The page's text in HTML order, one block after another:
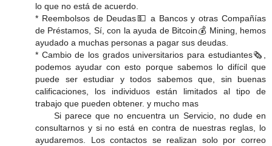
lo que no está de acuerdo.
* Reembolsos de Deudas💵 a Bancos y otras Compañías
de Préstamos, Sí, con la ayuda de Bitcoin💰 Mining, hemos
ayudado a muchas personas a pagar sus deudas.
* Cambio de los grados universitarios para estudiantes🗞,
podemos ayudar con esto porque sabemos lo difícil que
puede ser estudiar y todos sabemos que, sin buenas
calificaciones, los individuos están limitados al tipo de
trabajo que pueden obtener. y mucho mas
Si parece que no encuentra un Servicio, no dude en
consultarnos y si no está en contra de nuestras reglas, lo
ayudaremos. Los contactos se realizan solo por correo